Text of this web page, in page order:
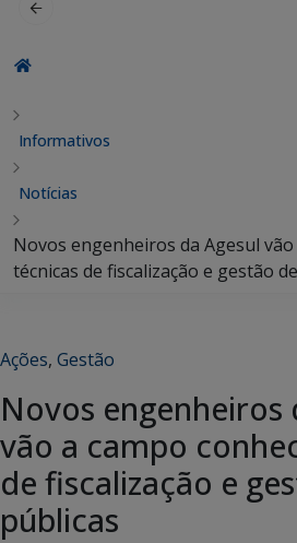
Informativos
Notícias
Novos engenheiros da Agesul
técnicas de fiscalização e gestão
Ações, Gestão
Novos engenheiros
vão a campo
de fiscalização e
públicas